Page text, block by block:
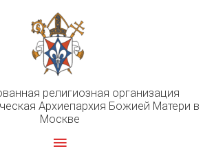
религиозная организация
Архиепархия Божией Матери в
Москве
Главное